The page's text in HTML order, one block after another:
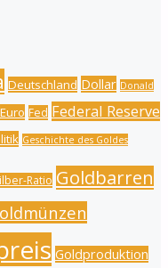
Deutschland Dollar Donald
Euro Fed Federal Reserve
Geschichte des Goldes
Ratio Goldbarren
Goldproduktion